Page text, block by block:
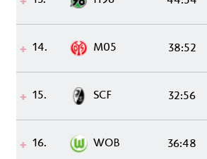
14. M05 38:52
15. SCF 32:56
16. WOB 36:48